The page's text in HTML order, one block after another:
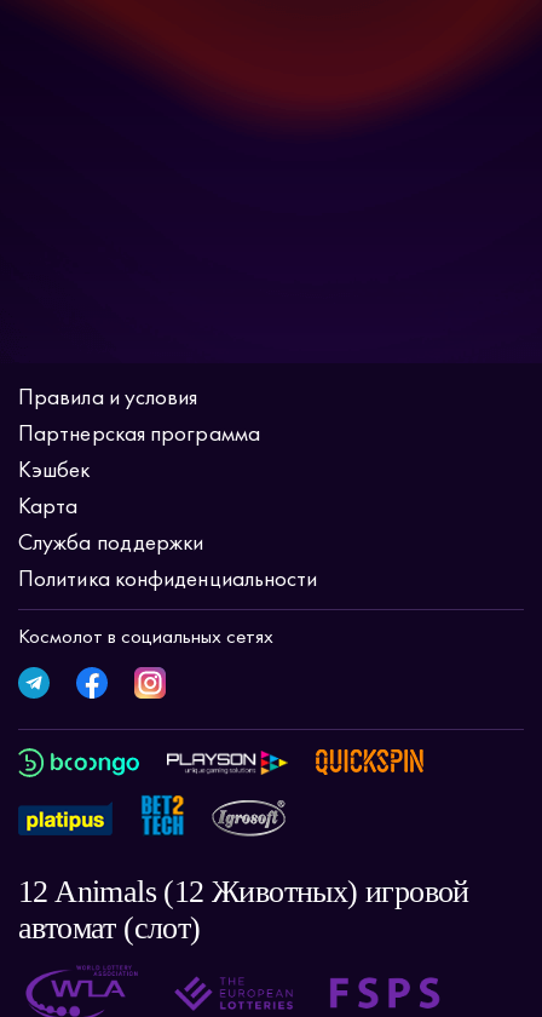
Правила и условия
Партнерская программа
Кэшбек
Карта
Служба поддержки
Политика конфиденциальности
Космолот в социальных сетях
12 Animals (12 Животных) игровой
автомат (слот)